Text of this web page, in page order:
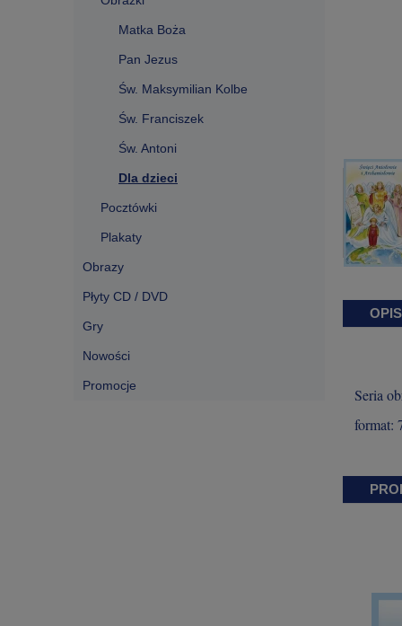
Matka Boża
Pan Jezus
Św. Maksymilian Kolbe
Św. Franciszek
Św. Antoni
Dla dzieci
Pocztówki
Plakaty
Obrazy
Płyty CD / DVD
Gry
Nowości
Promocje
OPIS
Seria
format: